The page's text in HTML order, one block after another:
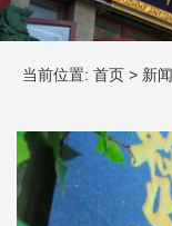
当前位置: 首页 > 新